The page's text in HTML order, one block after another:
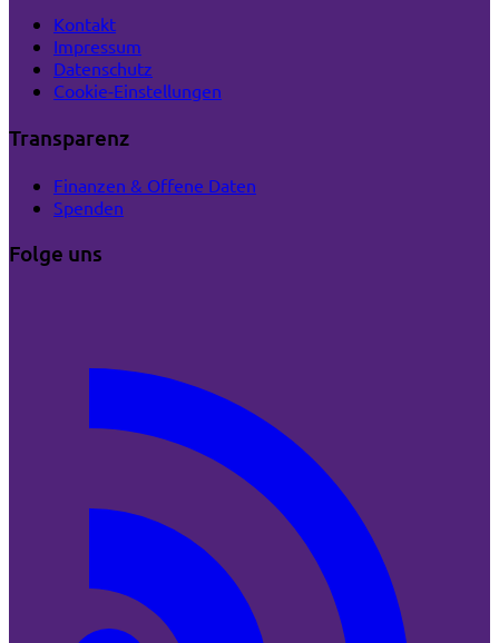
Kontakt
Impressum
Datenschutz
Cookie‑Einstellungen
Transparenz
Finanzen & Offene Daten
Spenden
Folge uns